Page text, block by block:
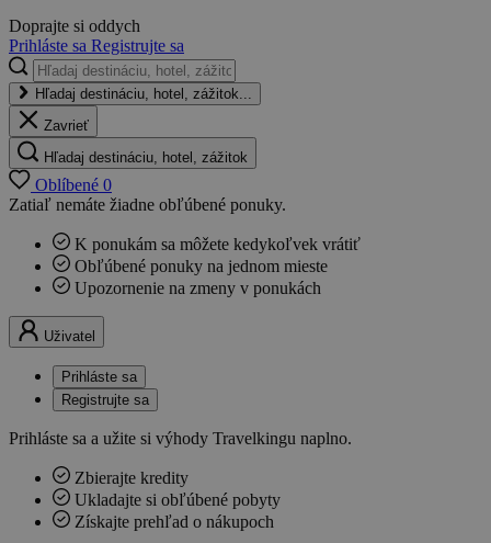
Doprajte si oddych
Prihláste sa Registrujte sa
Hľadaj destináciu, hotel, zážitok...
Zavrieť
Hľadaj destináciu, hotel, zážitok
Oblíbené 0
Zatiaľ nemáte žiadne obľúbené ponuky.
K ponukám sa môžete kedykoľvek vrátiť
Obľúbené ponuky na jednom mieste
Upozornenie na zmeny v ponukách
Uživatel
Prihláste sa
Registrujte sa
Prihláste sa a užite si výhody Travelkingu naplno.
Zbierajte kredity
Ukladajte si obľúbené pobyty
Získajte prehľad o nákupoch